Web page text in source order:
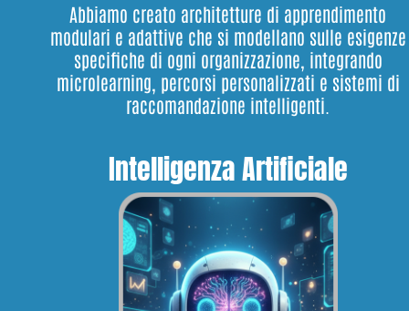
Abbiamo creato architetture di apprendimento
modulari e adattive che si modellano sulle esigenze
specifiche di ogni organizzazione, integrando
microlearning, percorsi personalizzati e sistemi di
raccomandazione intelligenti.
Intelligenza Artificiale